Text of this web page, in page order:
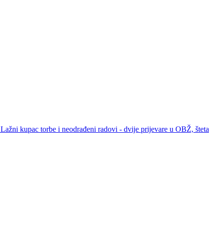
Lažni kupac torbe i neodrađeni radovi - dvije prijevare u OBŽ, šteta